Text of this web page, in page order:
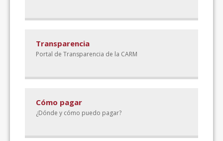
Transparencia
Portal de Transparencia de la CARM
Cómo pagar
¿Dónde y cómo puedo pagar?